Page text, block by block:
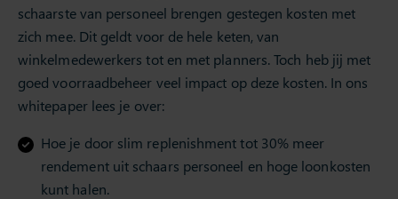
schaarste van personeel brengen gestegen kosten met
zich mee. Dit geldt voor de hele keten, van
winkelmedewerkers tot en met planners. Toch heb jij met
goed voorraadbeheer veel impact op deze kosten. In ons
whitepaper lees je over:
Hoe je door slim replenishment tot 30% meer
rendement uit schaars personeel en hoge loonkosten
kunt halen.